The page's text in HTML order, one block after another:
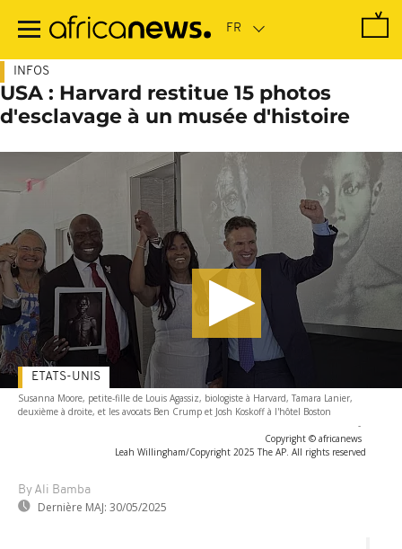
contenu
INFOS
USA : Harvard restitue 15 photos
d'esclavage à un musée d'histoire
Susanna Moore, petite-fille de Louis Agassiz, biologiste à Harvard, Tamara Lanier,
deuxième à droite, et les avocats Ben Crump et Josh Koskoff à l'hôtel Boston
-
Copyright © africanews
Leah Willingham/Copyright 2025 The AP. All rights reserved
By Ali Bamba
Dernière MAJ: 30/05/2025
ETATS-UNIS